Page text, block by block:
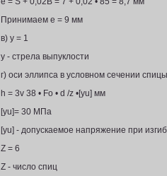
Принимаем е = 9 мм
в) у = 1
у - стрела выпуклости
г) оси эллипса в условном сечении спицы
h = 3v 38 • Fo • d /z •[уu] мм
[уu]= 30 МПа
[уu] - допускаемое напряжение при
Z = 6
Z - число спиц